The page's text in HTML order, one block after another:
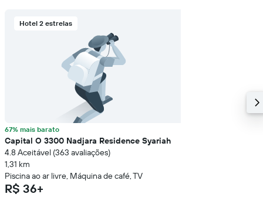
Hotel 2 estrelas
67% mais barato
Capital O 3300 Nadjara Residence Syariah
4.8 Aceitável (363 avaliações)
1,31 km
Piscina ao ar livre, Máquina de café, TV
R$ 36+